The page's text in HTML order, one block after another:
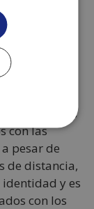
período
un entorno
Es
con
recuerdos,
nostalgia nos
con las
pesar de
de distancia,
y es
con los